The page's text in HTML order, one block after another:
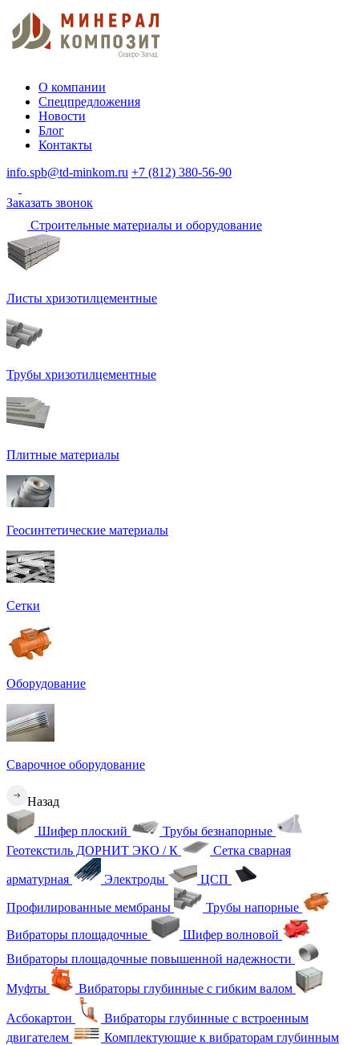
О компании
Спецпредложения
Новости
Блог
Контакты
info.spb@td-minkom.ru +7 (812) 380-56-90
Заказать звонок
Строительные материалы и оборудование
Листы хризотилцементные
Трубы хризотилцементные
Плитные материалы
Геосинтетические материалы
Сетки
Оборудование
Сварочное оборудование
Назад
Шифер плоский
Трубы безнапорные
Геотекстиль ДОРНИТ ЭКО / К
Сетка сварная
арматурная Электроды ЦСП
Профилированные мембраны
Трубы напорные
Вибраторы площадочные
Шифер волновой
Вибраторы площадочные повышенной надежности
Муфты Вибраторы глубинные с гибким валом
Асбокартон
Вибраторы глубинные с встроенным
двигателем
Комплектующие к вибраторам глубинным